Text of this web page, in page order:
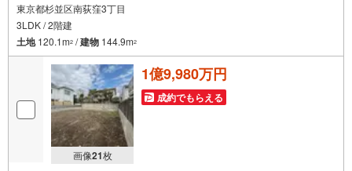
東京都杉並区南荻窪3丁目
3LDK / 2階建
土地120.1m2 /建物 144.9m2
画像21枚
1億9,980万円
成約でもらえる